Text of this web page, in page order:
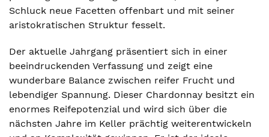
Schluck neue Facetten offenbart und mit seiner
aristokratischen Struktur fesselt.
Der aktuelle Jahrgang präsentiert sich in einer
beeindruckenden Verfassung und zeigt eine
wunderbare Balance zwischen reifer Frucht und
lebendiger Spannung. Dieser Chardonnay besitzt ein
enormes Reifepotenzial und wird sich über die
nächsten Jahre im Keller prächtig weiterentwickeln